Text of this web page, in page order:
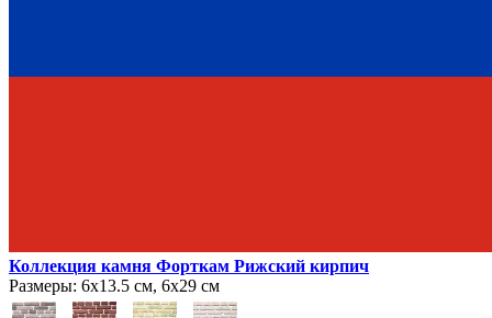
Коллекция камня Форткам Рижский кирпич
Размеры: 6х13.5 см, 6х29 см